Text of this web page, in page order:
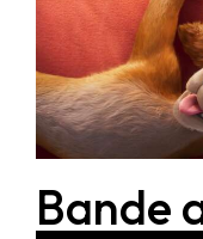
Bande